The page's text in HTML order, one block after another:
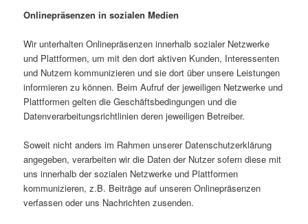
Onlinepräsenzen in sozialen Medien
Wir unterhalten Onlinepräsenzen innerhalb sozialer Netzwerke
und Plattformen, um mit den dort aktiven Kunden, Interessenten
und Nutzern kommunizieren und sie dort über unsere Leistungen
informieren zu können. Beim Aufruf der jeweiligen Netzwerke und
Plattformen gelten die Geschäftsbedingungen und die
Datenverarbeitungsrichtlinien deren jeweiligen Betreiber.
Soweit nicht anders im Rahmen unserer Datenschutzerklärung
angegeben, verarbeiten wir die Daten der Nutzer sofern diese mit
uns innerhalb der sozialen Netzwerke und Plattformen
kommunizieren, z.B. Beiträge auf unseren Onlinepräsenzen
verfassen oder uns Nachrichten zusenden.